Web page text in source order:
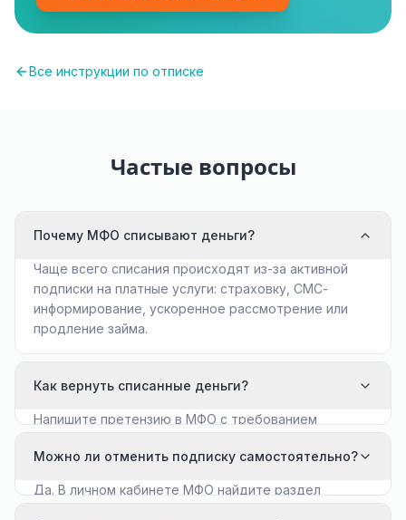
Все инструкции по отписке
Частые вопросы
Почему МФО списывают деньги?
Чаще всего списания происходят из-за активной
подписки на платные услуги: страховку, СМС-
информирование, ускоренное рассмотрение или
продление займа.
Как вернуть списанные деньги?
Напишите претензию в МФО с требованием
дней — обращайтесь в Роспотребнадзор.
Можно ли отменить подписку самостоятельно?
Да. В личном кабинете МФО найдите раздел